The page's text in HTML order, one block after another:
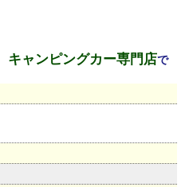
ャンピングカー専門店で